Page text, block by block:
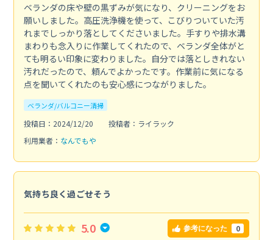
ベランダの床や壁の黒ずみが気になり、クリーニングをお
願いしました。高圧洗浄機を使って、こびりついていた汚
れまでしっかり落としてくださいました。手すりや排水溝
まわりも念入りに作業してくれたので、ベランダ全体がと
ても明るい印象に変わりました。自分では落としきれない
汚れだったので、頼んでよかったです。作業前に気になる
点を聞いてくれたのも安心感につながりました。
ベランダ/バルコニー清掃
投稿日：2024/12/20
投稿者：ライラック
利用業者： なんでもや
気持ち良く過ごせそう
5.0 参考になった 0